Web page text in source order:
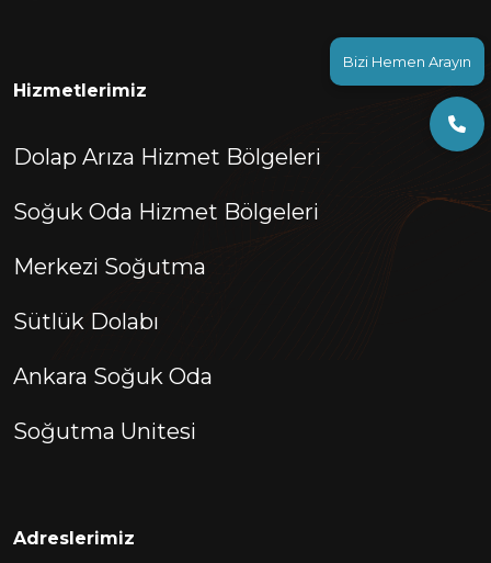
Bizi Hemen Arayın
Hizmetlerimiz
Dolap Arıza Hizmet Bölgeleri
Soğuk Oda Hizmet Bölgeleri
Merkezi Soğutma
Sütlük Dolabı
Ankara Soğuk Oda
Soğutma Unitesi
Adreslerimiz